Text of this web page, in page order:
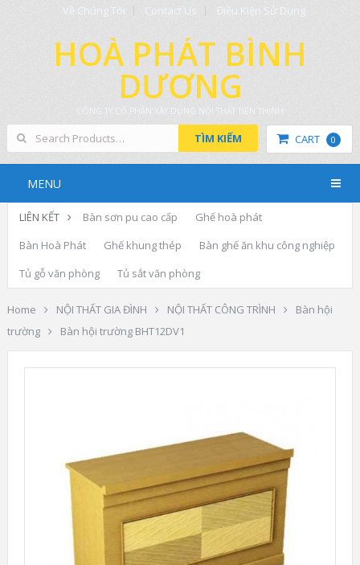
Về Chúng Tôi Contact Us Điều Kiện Sử Dụng
HOÀ PHÁT BÌNH
DƯƠNG
CÔNG TY CỔ PHẦN XÂY DỰNG NỘI THẤT TIẾN THỊNH
CART 0
TÌM KIẾM
MENU
LIÊN KẾT Bàn sơn pu cao cấp
Ghế hoà phát
Bàn Hoà Phát
Ghế khung thép
Bàn ghế ăn khu công nghiệp
Tủ gỗ văn phòng
Tủ sắt văn phòng
Home NỘI THẤT GIA ĐÌNH NỘI THẤT CÔNG TRÌNH
Bàn hội
trường
Bàn hội trường BHT12DV1